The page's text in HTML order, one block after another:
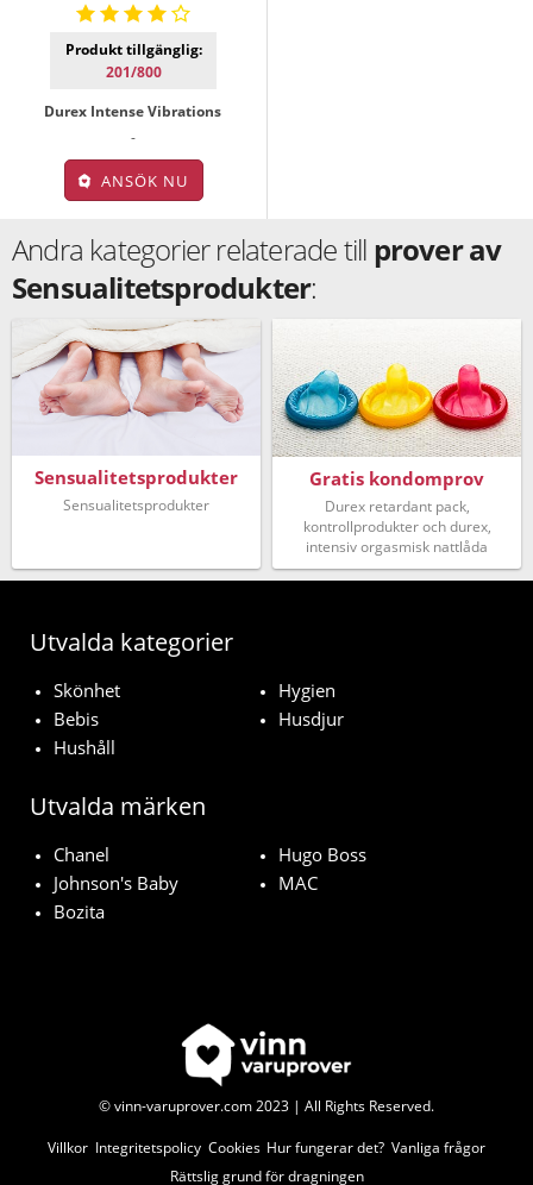
Produkt tillgänglig:
201/800
Durex Intense Vibrations
-
ANSÖK NU
Andra kategorier relaterade till prover av
Sensualitetsprodukter:
Sensualitetsprodukter
Sensualitetsprodukter
Gratis kondomprov
Durex retardant pack,
kontrollprodukter och durex,
intensiv orgasmisk nattlåda
Utvalda kategorier
Skönhet
Hygien
Bebis
Husdjur
Hushåll
Utvalda märken
Chanel
Hugo Boss
Johnson's Baby
MAC
Bozita
© vinn-varuprover.com 2023 | All Rights Reserved.
Villkor Integritetspolicy Cookies Hur fungerar det? Vanliga frågor
Rättslig grund för dragningen